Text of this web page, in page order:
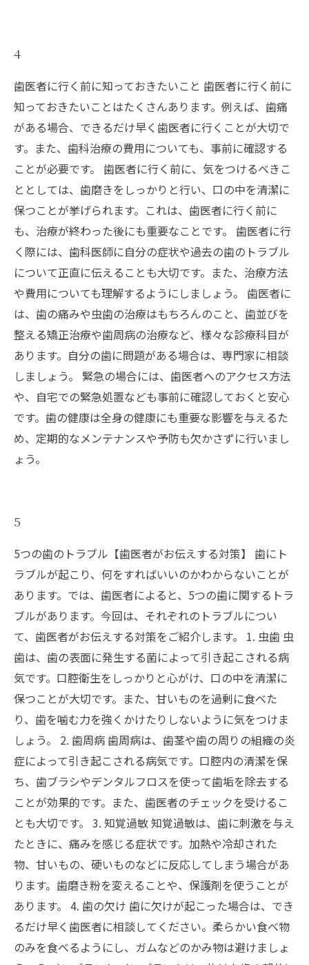
4
歯医者に行く前に知っておきたいこと 歯医者に行く前に
知っておきたいことはたくさんあります。例えば、歯痛
がある場合、できるだけ早く歯医者に行くことが大切で
す。また、歯科治療の費用についても、事前に確認する
ことが必要です。 歯医者に行く前に、気をつけるべきこ
ととしては、歯磨きをしっかりと行い、口の中を清潔に
保つことが挙げられます。これは、歯医者に行く前に
も、治療が終わった後にも重要なことです。 歯医者に行
く際には、歯科医師に自分の症状や過去の歯のトラブル
について正直に伝えることも大切です。また、治療方法
や費用についても理解するようにしましょう。 歯医者に
は、歯の痛みや虫歯の治療はもちろんのこと、歯並びを
整える矯正治療や歯周病の治療など、様々な診療科目が
あります。自分の歯に問題がある場合は、専門家に相談
しましょう。 緊急の場合には、歯医者へのアクセス方法
や、自宅での緊急処置なども事前に確認しておくと安心
です。歯の健康は全身の健康にも重要な影響を与えるた
め、定期的なメンテナンスや予防も欠かさずに行いまし
ょう。
5
5つの歯のトラブル【歯医者がお伝えする対策】 歯にト
ラブルが起こり、何をすればいいのかわからないことが
あります。では、歯医者によると、5つの歯に関するトラ
ブルがあります。今回は、それぞれのトラブルについ
て、歯医者がお伝えする対策をご紹介します。 1. 虫歯 虫
歯は、歯の表面に発生する菌によって引き起こされる病
気です。口腔衛生をしっかりと心がけ、口の中を清潔に
保つことが大切です。また、甘いものを過剰に食べた
り、歯を噛む力を強くかけたりしないように気をつけま
しょう。 2. 歯周病 歯周病は、歯茎や歯の周りの組織の炎
症によって引き起こされる病気です。口腔内の清潔を保
ち、歯ブラシやデンタルフロスを使って歯垢を除去する
ことが効果的です。また、歯医者のチェックを受けるこ
とも大切です。 3. 知覚過敏 知覚過敏は、歯に刺激を与え
たときに、痛みを感じる症状です。加熱や冷却された
物、甘いもの、硬いものなどに反応してしまう場合があ
ります。歯磨き粉を変えることや、保護剤を使うことが
あります。 4. 歯の欠け 歯に欠けが起こった場合は、でき
るだけ早く歯医者に相談してください。柔らかい食べ物
のみを食べるようにし、ガムなどのかみ物は避けましょ